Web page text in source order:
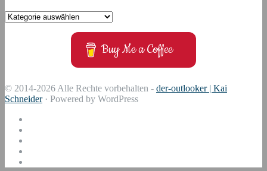
Wählen
Buy Me a Coffee
© 2014-2026 Alle Rechte vorbehalten - der-outlooker | Kai
Schneider· Powered by WordPress